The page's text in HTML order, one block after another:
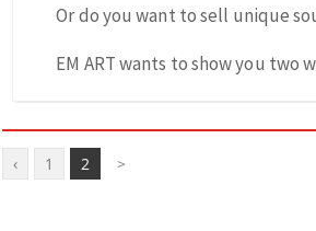
Or do you want to sell unique
EM ART wants to show you two
‹ 1 2 >